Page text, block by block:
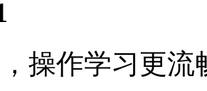
操作学习更流